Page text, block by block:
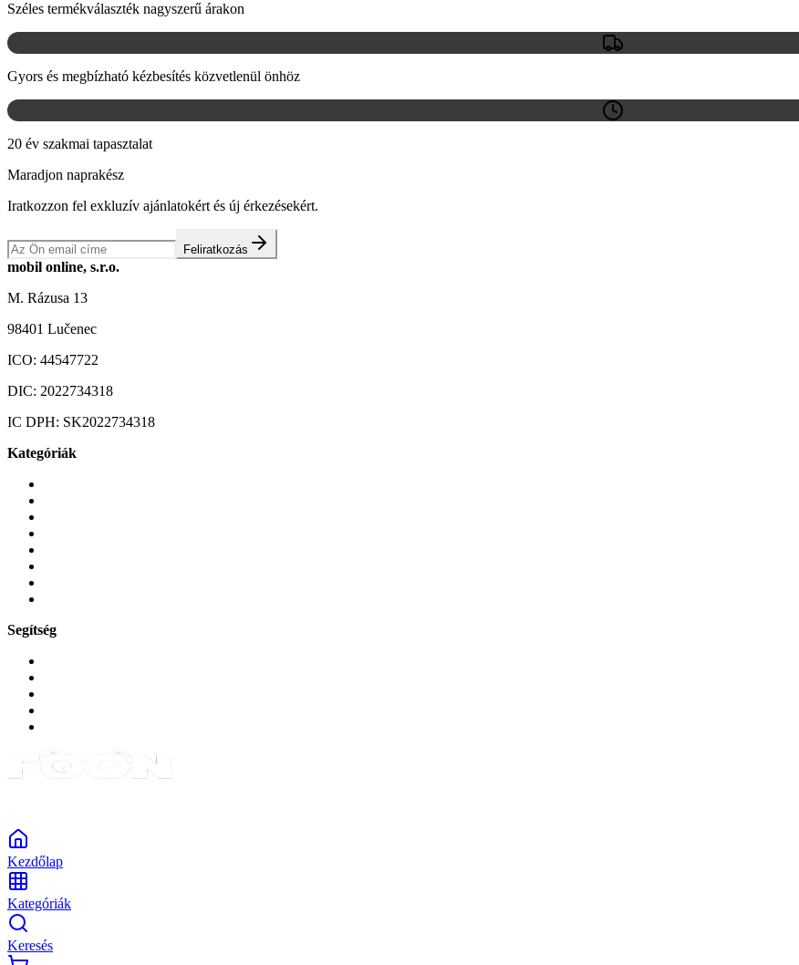
Széles termékválaszték nagyszerű árakon
Gyors és megbízható kézbesítés közvetlenül önhöz
20 év szakmai tapasztalat
Maradjon naprakész
Iratkozzon fel exkluzív ajánlatokért és új érkezésekért.
Feliratkozás
mobil online, s.r.o.
M. Rázusa 13
98401 Lučenec
ICO: 44547722
DIC: 2022734318
IC DPH: SK2022734318
Kategóriák
Segítség
Kezdőlap
Kategóriák
Keresés